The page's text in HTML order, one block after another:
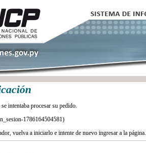
intentaba procesar su pedido.
1786164504581)
vuelva a iniciarlo e intente de nuevo ingresar a la página.